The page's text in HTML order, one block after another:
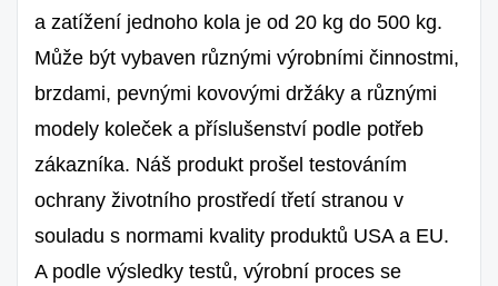
a zatížení jednoho kola je od 20 kg do 500 kg.
Může být vybaven různými výrobními činnostmi,
brzdami, pevnými kovovými držáky a různými
modely koleček a příslušenství podle potřeb
zákazníka. Náš produkt prošel testováním
ochrany životního prostředí třetí stranou v
souladu s normami kvality produktů USA a EU.
A podle výsledky testů, výrobní proces se